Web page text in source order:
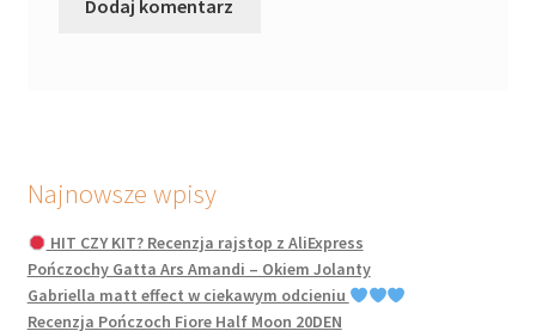
Najnowsze wpisy
HIT CZY KIT? Recenzja rajstop z AliExpress
Pończochy Gatta Ars Amandi – Okiem Jolanty
Gabriella matt effect w ciekawym odcieniu
Recenzja Pończoch Fiore Half Moon 20DEN